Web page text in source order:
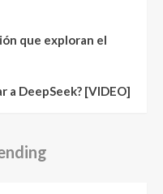
que exploran el
DeepSeek? [VIDEO]